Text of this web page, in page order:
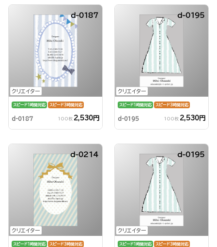
クリエイター
d-0187
スピード1時間対応 スピード3時間対応
d-0187 100枚 2,530円
クリエイター
d-0195
スピード1時間対応 スピード3時間対応
d-0195 100枚 2,530円
クリエイター
d-0214
スピード1時間対応 スピード3時間対応
クリエイター
d-0195
スピード1時間対応 スピード3時間対応